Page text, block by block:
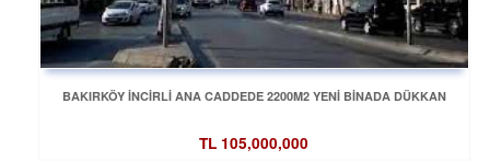
BAKIRKÖY İNCİRLİ ANA CADDEDE 2200M2 YENİ BİNADA DÜKKAN
TL 105,000,000